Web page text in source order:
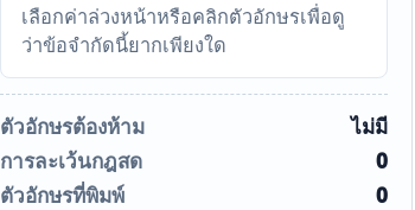
เลือกค่าล่วงหน้าหรือคลิกตัวอักษรเพื่อดู
ว่าข้อจำกัดนี้ยากเพียงใด
ตัวอักษรต้องห้าม
ไม่มี
การละเว้นกฎสด
0
ตัวอักษรที่พิมพ์
0